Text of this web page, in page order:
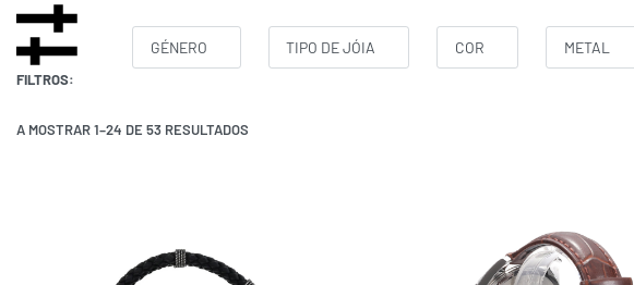
FILTROS:
GÉNERO TIPO DE JÓIA COR METAL
A MOSTRAR 1–24 DE 53 RESULTADOS